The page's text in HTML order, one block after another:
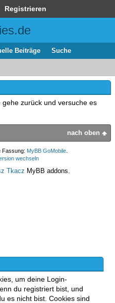
Registrieren
Beiträge Suche
um deine Login-
du registriert bist, und
es nicht bist. Cookies sind
zurück und versuche es
nach oben
Fassung: MyBB GoMobile
wechseln
Tkacz MyBB addons.